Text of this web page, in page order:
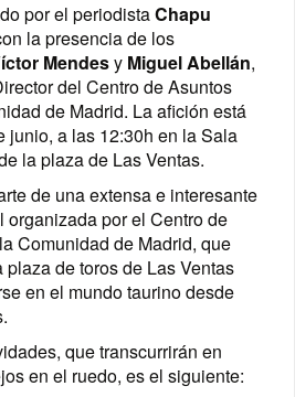
por el periodistaChapu
la presencia de los
Mendesy Miguel Abellán,
del Centro de Asuntos
de Madrid. La afición está
junio, a las 12:30h en la Sala
la plaza de Las Ventas.
de una extensa e interesante
organizada por el Centro de
Comunidad de Madrid, que
de toros de Las Ventas
en el mundo taurino desde
que transcurrirán en
en el ruedo, es el siguiente: